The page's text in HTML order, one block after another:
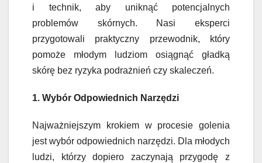
i technik, aby uniknąć potencjalnych
problemów skórnych. Nasi eksperci
przygotowali praktyczny przewodnik, który
pomoże młodym ludziom osiągnąć gładką
skórę bez ryzyka podrażnień czy skaleczeń.
1. Wybór Odpowiednich Narzędzi
Najważniejszym krokiem w procesie golenia
jest wybór odpowiednich narzędzi. Dla młodych
ludzi, którzy dopiero zaczynają przygodę z